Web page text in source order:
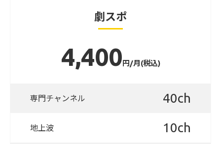
劇スポ
4,400 円/月(税込)
専門チャンネル 40ch
地上波 10ch